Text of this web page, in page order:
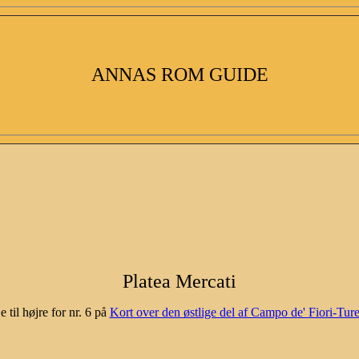
ANNAS ROM GUIDE
Platea Mercati
til højre for nr. 6 på Kort over den østlige del af Campo de' Fiori-